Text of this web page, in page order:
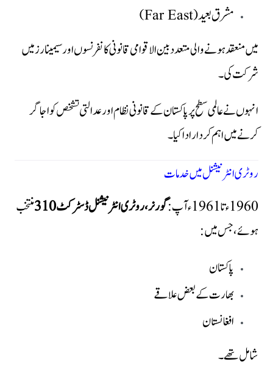
مشرق بعید (Far East)
میں منعقد ہونے والی متعدد بین الاقوامی قانونی کانفرنسوں اور سیمینارز میں
شرکت کی۔
انہوں نے عالمی سطح پر پاکستان کے قانونی نظام اور عدالتی تشخص کو اجاگر
کرنے میں اہم کردار ادا کیا۔
روٹری انٹرنیشنل میں خدمات
1960ء تا 1961ء آپ:
گورنر، روٹری انٹرنیشنل ڈسٹرکٹ 310
منتخب
ہوئے، جس میں:
پاکستان
بھارت کے بعض علاقے
افغانستان
شامل تھے۔